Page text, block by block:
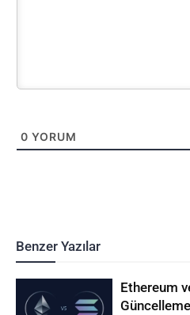
0 YORUM
Benzer Yazılar
Ethereum